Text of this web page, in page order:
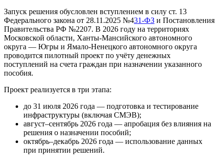
Запуск решения обусловлен вступлением в силу ст. 13
Федерального закона от 28.11.2025 №431-ФЗ и Постановления
Правительства РФ №2207. В 2026 году на территориях
Московской области, Ханты-Мансийского автономного
округа — Югры и Ямало-Ненецкого автономного округа
проводится пилотный проект по учёту денежных
поступлений на счета граждан при назначении указанного
пособия.
Проект реализуется в три этапа:
до 31 июля 2026 года — подготовка и тестирование
инфраструктуры (включая СМЭВ);
август–сентябрь 2026 года — апробация без влияния на
решения о назначении пособий;
октябрь–декабрь 2026 года — использование данных
при принятии решений.